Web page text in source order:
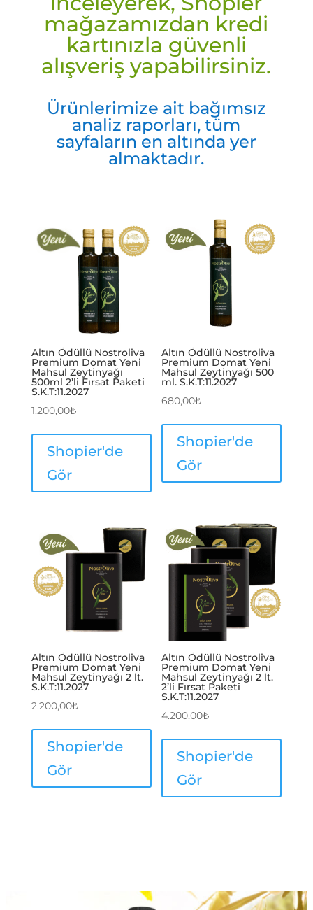
mağazamızdan kredi
kartınızla güvenli
alışveriş yapabilirsiniz.
Ürünlerimize ait bağımsız
analiz raporları, tüm
sayfaların en altında yer
almaktadır.
Altın Ödüllü Nostroliva
Premium Domat Yeni
Mahsul Zeytinyağı
500ml 2’li Fırsat Paketi
S.K.T:11.2027
1.200,00₺
Shopier'de
Gör
Altın Ödüllü Nostroliva
Premium Domat Yeni
Mahsul Zeytinyağı 500
ml. S.K.T:11.2027
680,00₺
Shopier'de
Gör
Altın Ödüllü Nostroliva
Premium Domat Yeni
Mahsul Zeytinyağı 2 lt.
S.K.T:11.2027
2.200,00₺
Shopier'de
Gör
Altın Ödüllü Nostroliva
Premium Domat Yeni
Mahsul Zeytinyağı 2 lt.
2’li Fırsat Paketi
S.K.T:11.2027
4.200,00₺
Shopier'de
Gör